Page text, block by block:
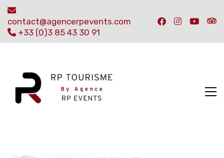
contact@agencerpevents.com
+33 (0)3 85 43 30 91